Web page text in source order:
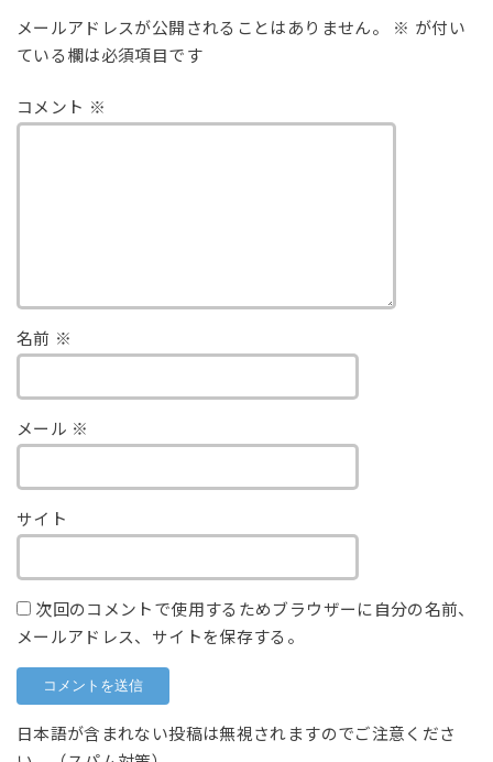
メールアドレスが公開されることはありません。 ※ が付い
ている欄は必須項目です
コメント ※
名前 ※
メール ※
サイト
次回のコメントで使用するためブラウザーに自分の名前、
メールアドレス、サイトを保存する。
日本語が含まれない投稿は無視されますのでご注意くださ